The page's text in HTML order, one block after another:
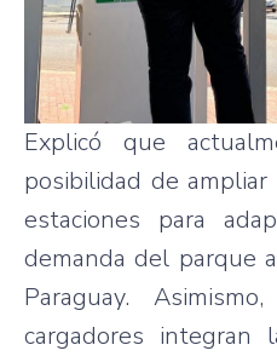
Explicó que
posibilidad de
estaciones para
demanda del parque
Paraguay.
cargadores integran